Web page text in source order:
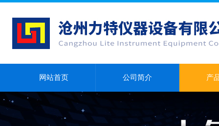
网站首页 公司简介 产